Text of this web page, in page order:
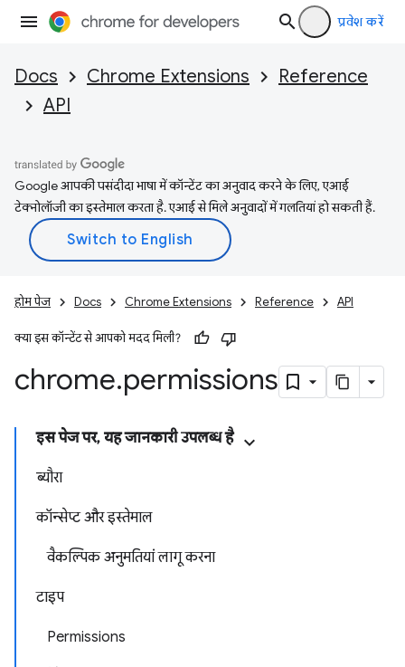
प्रवेश करें
Docs Chrome Extensions
Reference
API
Google आपकी पसंदीदा भाषा में कॉन्टेंट का अनुवाद करने के लिए, एआई
टेक्नोलॉजी का इस्तेमाल करता है. एआई से मिले अनुवादों में गलतियां हो सकती हैं.
होम पेज Docs Chrome Extensions Reference API
क्या इस कॉन्टेंट से आपको मदद मिली?
chrome.permissions
इस पेज पर, यह जानकारी उपलब्ध है
ब्यौरा
कॉन्सेप्ट और इस्तेमाल
वैकल्पिक अनुमतियां लागू करना
टाइप
Permissions